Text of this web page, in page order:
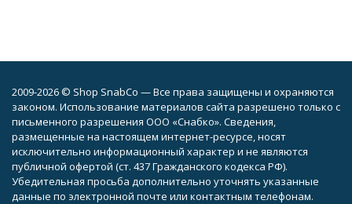
2009-2026 © Shop SnabCo — Все права защищены и охраняются
законом. Использование материалов сайта разрешено только с
письменного разрешения ООО «Снабко». Сведения,
размещенные на настоящем интернет-ресурсе, носят
исключительно информационный характер и не являются
публичной офертой (ст. 437 Гражданского кодекса РФ).
Убедительная просьба дополнительно уточнять указанные
данные по электронной почте или контактным телефонам.